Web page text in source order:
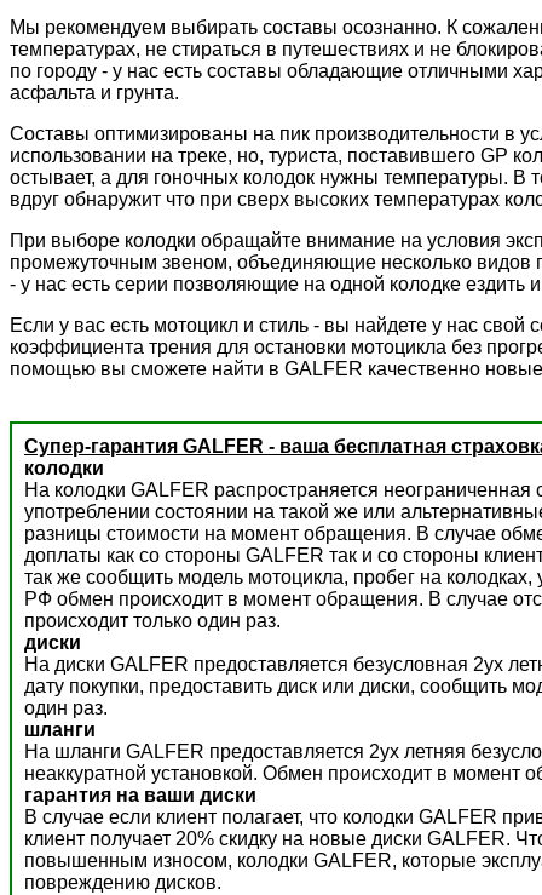
Мы рекомендуем выбирать составы осознанно. К
температурах, не стираться в путешествиях и не
по городу - у нас есть составы обладающие отличными
асфальта и грунта.
Составы оптимизированы на пик производительности в
использовании на треке, но, туриста, поставившего GP
остывает, а для гоночных колодок нужны температуры. В
вдруг обнаружит что при сверх высоких температурах
При выборе колодки обращайте внимание на условия
промежуточным звеном, объединяющие несколько видов
- у нас есть серии позволяющие на одной колодке ездить
Если у вас есть мотоцикл и стиль - вы найдете у нас
коэффициента трения для остановки мотоцикла без
помощью вы сможете найти в GALFER качественно
Супер-гарантия GALFER - ваша бесплатная
колодки
На колодки GALFER распространяется
употреблении состоянии на такой же или
разницы стоимости на момент обращения. В случае
доплаты как со стороны GALFER так и со стороны
так же сообщить модель мотоцикла, пробег на
РФ обмен происходит в момент обращения. В случае
происходит только один раз.
диски
На диски GALFER предоставляется безусловная 2ух
дату покупки, предоставить диск или диски, сообщить
один раз.
шланги
На шланги GALFER предоставляется 2ух летняя
неаккуратной установкой. Обмен происходит в момент
гарантия на ваши диски
В случае если клиент полагает, что колодки GALFER
клиент получает 20% скидку на новые диски GALFER.
повышенным износом, колодки GALFER, которые
повреждению дисков.